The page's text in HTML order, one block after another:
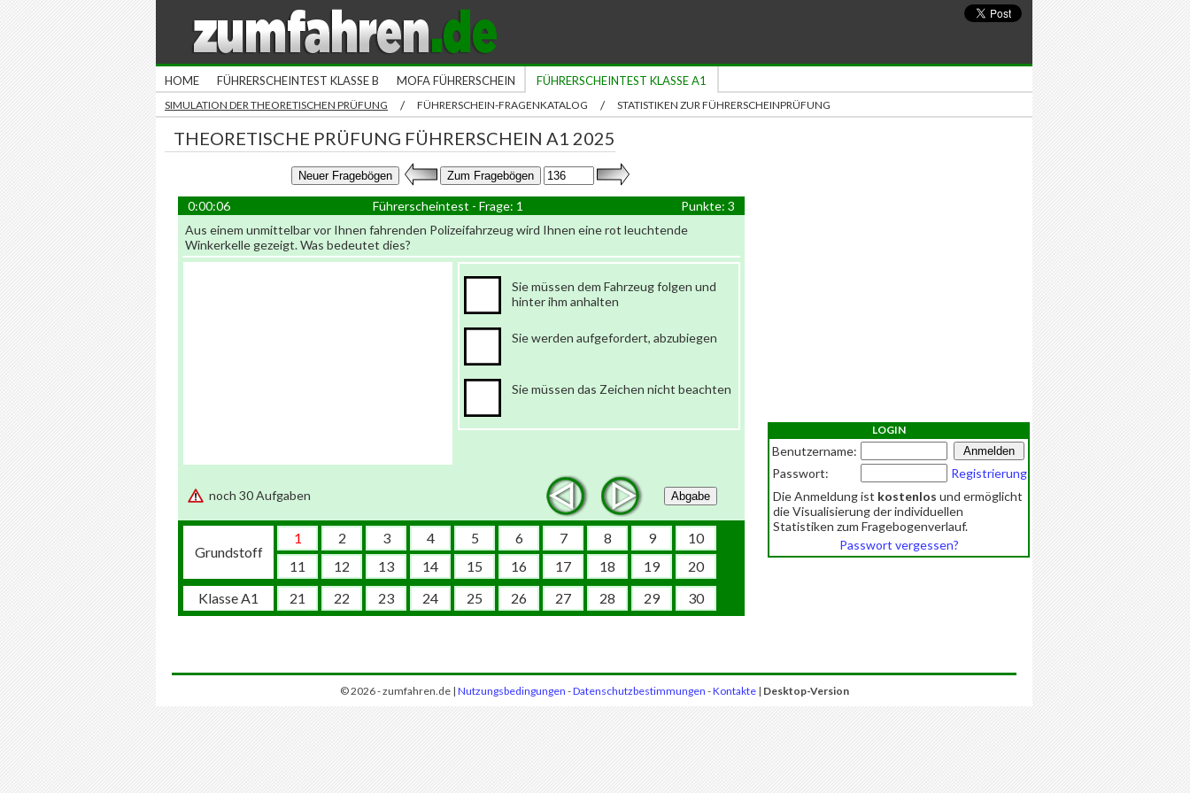
HOME FÜHRERSCHEINTEST KLASSE B MOFA FÜHRERSCHEIN FÜHRERSCHEINTEST KLASSE A1
SIMULATION DER THEORETISCHEN PRÜFUNG / FÜHRERSCHEIN-FRAGENKATALOG / STATISTIKEN ZUR FÜHRERSCHEINPRÜFUNG
THEORETISCHE PRÜFUNG FÜHRERSCHEIN A1 2025
0:00:06 Führerscheintest - Frage: 1
Punkte: 3
Aus einem unmittelbar vor Ihnen fahrenden Polizeifahrzeug wird Ihnen eine rot leuchtende
Winkerkelle gezeigt. Was bedeutet dies?
Sie müssen dem Fahrzeug folgen und
hinter ihm anhalten
Sie werden aufgefordert, abzubiegen
Sie müssen das Zeichen nicht beachten
noch 30 Aufgaben Abgabe
Grundstoff
1 2 3 4 5 6 7 8 9
10
11
12 13 14 15 16 17 18 19
20
Klasse A1
21 22 23 24 25 26 27 28 29 30
LOGIN
Benutzername:
Passwort:
Registrierung
Die Anmeldung ist kostenlos und ermöglicht
die Visualisierung der individuellen
Statistiken zum Fragebogenverlauf.
Passwort vergessen?
© 2026 - zumfahren.de | Nutzungsbedingungen -Datenschutzbestimmungen -Kontakte| Desktop-Version